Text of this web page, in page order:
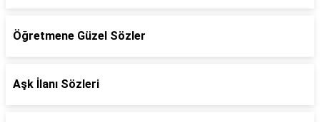
Öğretmene Güzel Sözler
Aşk İlanı Sözleri